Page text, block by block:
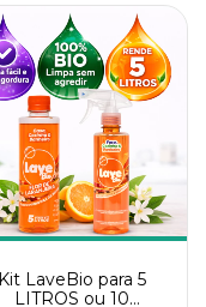
Kit LaveBio para 5
LITROS ou 10